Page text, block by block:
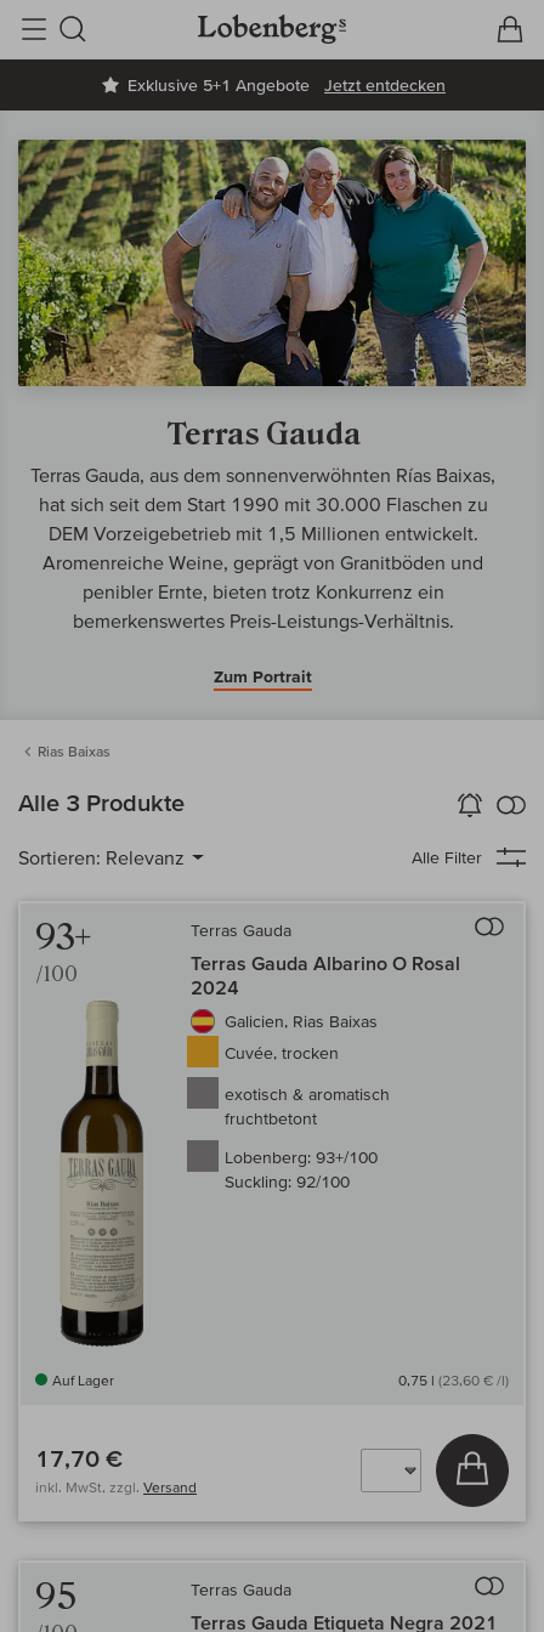
Exklusive 5+1 Angebote Jetzt entdecken
Suche
Terras Gauda
Terras Gauda, aus dem sonnenverwöhnten Rías Baixas,
hat sich seit dem Start 1990 mit 30.000 Flaschen zu
DEM Vorzeigebetrieb mit 1,5 Millionen entwickelt.
Aromenreiche Weine, geprägt von Granitböden und
penibler Ernte, bieten trotz Konkurrenz ein
bemerkenswertes Preis-Leistungs-Verhältnis.
Zum Portrait
Rias Baixas
Alle 3 Produkte Wein-Alarm
aktivieren
Sortieren: Relevanz Alle Filter
93+
/100
Terras Gauda
Terras Gauda Albarino O Rosal
2024
Galicien, Rias Baixas
Cuvée, trocken
exotisch & aromatisch
fruchtbetont
Lobenberg: 93+/100
Suckling: 92/100
Auf Lager 0,75 l (23,60 € /l)
17,70 €
inkl. MwSt, zzgl. Versand
In
95 Terras Gauda
Terras Gauda Etiqueta Negra 2021